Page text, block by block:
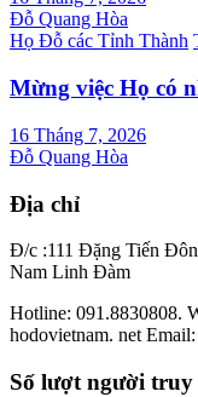
Đỗ Quang Hòa
Họ Đỗ các Tỉnh Thành
Mừng việc Họ có
16 Tháng 7, 2026
Đỗ Quang Hòa
Địa chỉ
Đ/c :111 Đặng Tiến
Nam Linh Đàm
Hotline: 091.8830808.
hodovietnam. net
Số lượt người truy